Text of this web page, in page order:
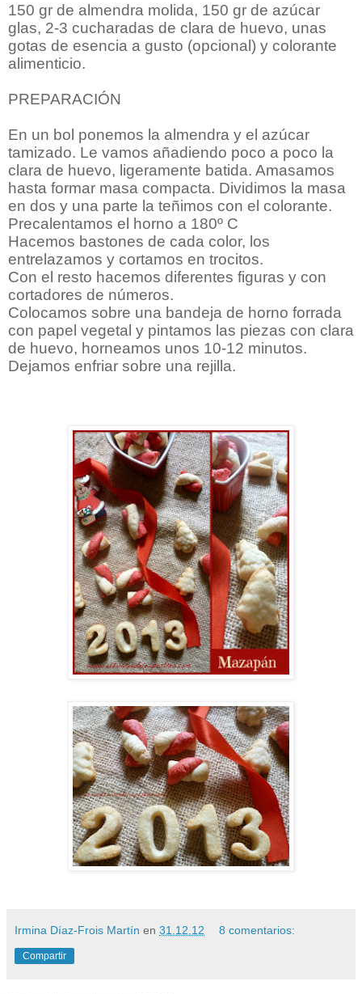
150 gr de almendra molida, 150 gr de azúcar
glas, 2-3 cucharadas de clara de huevo, unas
gotas de esencia a gusto (opcional) y colorante
alimenticio.
PREPARACIÓN
En un bol ponemos la almendra y el azúcar
tamizado. Le vamos añadiendo poco a poco la
clara de huevo, ligeramente batida. Amasamos
hasta formar masa compacta. Dividimos la masa
en dos y una parte la teñimos con el colorante.
Precalentamos el horno a 180º C
Hacemos bastones de cada color, los
entrelazamos y cortamos en trocitos.
Con el resto hacemos diferentes figuras y con
cortadores de números.
Colocamos sobre una bandeja de horno forrada
con papel vegetal y pintamos las piezas con clara
de huevo, horneamos unos 10-12 minutos.
Dejamos enfriar sobre una rejilla.
Irmina Díaz-Frois Martín en 31.12.12 8 comentarios:
Compartir